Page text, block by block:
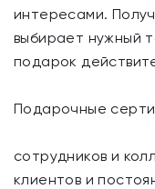
интересами.
выбирает нужный
подарок
Подарочные
сотрудников и
клиентов и